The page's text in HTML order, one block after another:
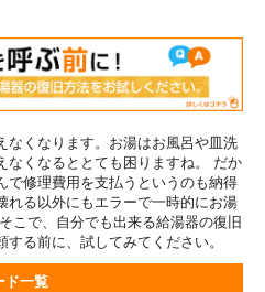
なくなります。お湯はお風呂や皿洗
なくなるととても困りますね。 だか
で修理費用を支払うというのも納得
れる以外にもエラーで一時的にお湯
こで、自分でも出来る給湯器の復旧
る前に、試してみてください。
ド一覧